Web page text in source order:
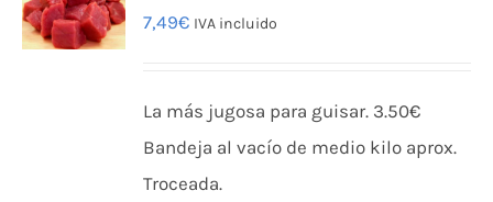
7,49€ IVA incluido
La más jugosa para guisar. 3.50€
Bandeja al vacío de medio kilo aprox.
Troceada.